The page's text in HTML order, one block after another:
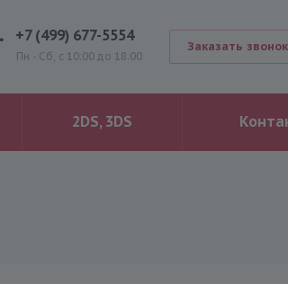
+7 (499) 677-5554
Пн - Сб, с 10:00 до 18:00
Заказать звонок
2DS, 3DS